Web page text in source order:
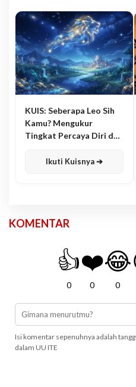
KUIS: Seberapa Leo Sih
Kamu? Mengukur
Tingkat Percaya Diri dan
Ikuti Kuisnya ➔
KOMENTAR
👍
0
❤️
0
😂
0
Isi komentar sepenuhnya adalah
dalam UU ITE